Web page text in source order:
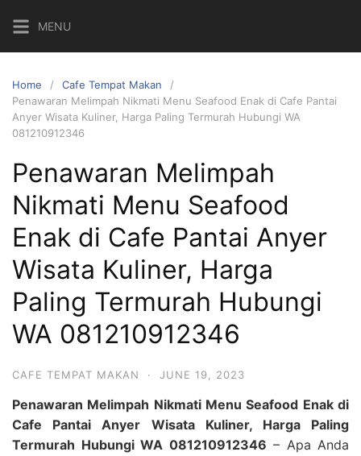
content
MENU
Home
Cafe Tempat Makan
Penawaran Melimpah Nikmati Menu Seafood Enak di Cafe Pantai
Anyer Wisata Kuliner, Harga Paling Termurah Hubungi WA
081210912346
Penawaran Melimpah
Nikmati Menu Seafood
Enak di Cafe Pantai Anyer
Wisata Kuliner, Harga
Paling Termurah Hubungi
WA 081210912346
CAFE TEMPAT MAKAN · JUNE 19, 2023
Penawaran Melimpah Nikmati Menu Seafood Enak di
Cafe Pantai Anyer Wisata Kuliner, Harga Paling
Termurah Hubungi WA 081210912346 – Apa Anda